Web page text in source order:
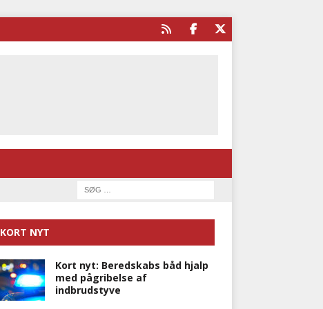
KORT NYT
Kort nyt: Beredskabs båd hjalp
med pågribelse af
indbrudstyve